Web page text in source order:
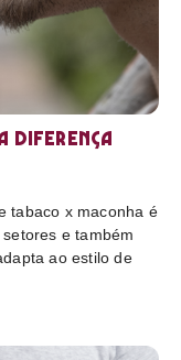
diferença
tabaco x maconha é
e também
ao estilo de